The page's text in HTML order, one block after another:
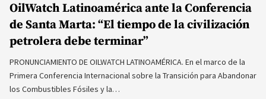
OilWatch Latinoamérica ante la Conferencia
de Santa Marta: “El tiempo de la civilización
petrolera debe terminar”
PRONUNCIAMIENTO DE OILWATCH LATINOAMÉRICA. En el marco de la
Primera Conferencia Internacional sobre la Transición para Abandonar
los Combustibles Fósiles y la…